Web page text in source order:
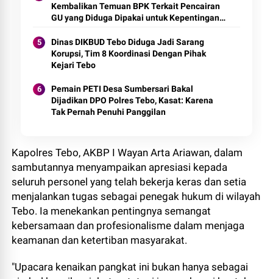
Kembalikan Temuan BPK Terkait Pencairan
GU yang Diduga Dipakai untuk Kepentingan
Dinas DIKBUD Tebo Diduga Jadi Sarang
Korupsi, Tim 8 Koordinasi Dengan Pihak
Kejari Tebo
Pemain PETI Desa Sumbersari Bakal
Dijadikan DPO Polres Tebo, Kasat: Karena
Tak Pernah Penuhi Panggilan
Kapolres Tebo, AKBP I Wayan Arta Ariawan, dalam
sambutannya menyampaikan apresiasi kepada
seluruh personel yang telah bekerja keras dan setia
menjalankan tugas sebagai penegak hukum di wilayah
Tebo. Ia menekankan pentingnya semangat
kebersamaan dan profesionalisme dalam menjaga
keamanan dan ketertiban masyarakat.
"Upacara kenaikan pangkat ini bukan hanya sebagai